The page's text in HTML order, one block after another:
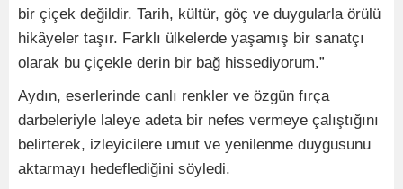
bir çiçek değildir. Tarih, kültür, göç ve duygularla örülü
hikâyeler taşır. Farklı ülkelerde yaşamış bir sanatçı
olarak bu çiçekle derin bir bağ hissediyorum.”
Aydın, eserlerinde canlı renkler ve özgün fırça
darbeleriyle laleye adeta bir nefes vermeye çalıştığını
belirterek, izleyicilere umut ve yenilenme duygusunu
aktarmayı hedeflediğini söyledi.